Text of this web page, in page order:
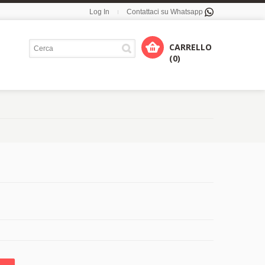
Log In Contattaci su Whatsapp
CARRELLO
(0)